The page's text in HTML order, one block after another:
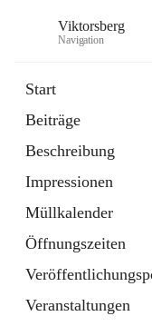
Viktorsberg
Navigation
Start
Beiträge
Beschreibung
Impressionen
Müllkalender
Öffnungszeiten
Veranstaltungen
1 Schnellzugriff
Bürgerservice
10 Schnellzugriffe